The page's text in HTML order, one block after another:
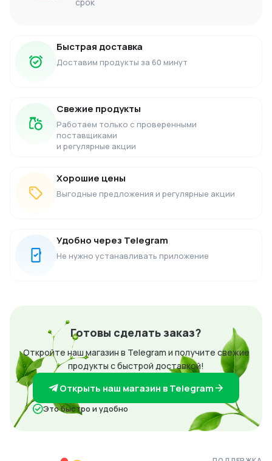
Быстрая доставка
Доставим продукты за 60 минут
Свежие продукты
Работаем только с проверенными
поставщиками
и регулярные акции
Хорошие цены
Выгодные предложения и регулярные акции
Удобно через Telegram
Не нужно устанавливать приложение
Готовы сделать заказ?
Откройте наш магазин в Telegram и получите свежие
продукты с быстрой доставкой!
Открыть наш магазин в Telegram
Это быстро и удобно